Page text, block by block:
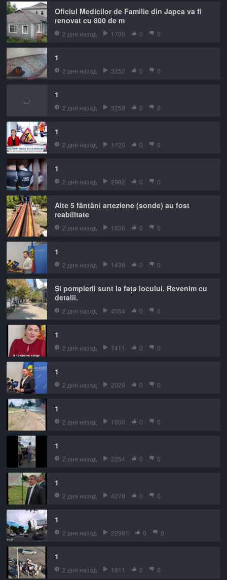
Oficiul Medicilor de Familie din Japca va fi
renovat cu 800 de m
2 дня назад 1705 0 0
1
2 дня назад 3252 0 0
1
2 дня назад 3250 0 0
1
2 дня назад 1720 0 0
1
2 дня назад 2982 0 0
Alte 5 fântâni arteziene (sonde) au fost
reabilitate
2 дня назад 1636 0 0
1
2 дня назад 1498 0 0
Și pompierii sunt la fața locului. Revenim cu
detalii.
2 дня назад 4554 0 0
1
2 дня назад 7411 0 0
1
2 дня назад 2029 0 0
1
2 дня назад 1930 0 0
1
2 дня назад 2254 0 0
1
2 дня назад 4270 0 0
1
2 дня назад 22981 0 0
1
2 дня назад 1811 0 0